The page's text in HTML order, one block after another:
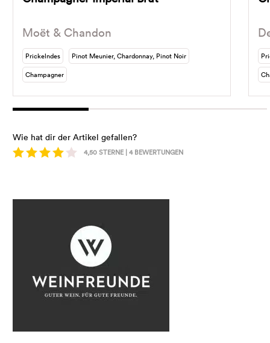
Moët & Chandon
Prickelndes
Pinot Meunier, Chardonnay, Pinot Noir
Champagner
Wie hat dir der Artikel gefallen?
4,50STERNE | 4BEWERTUNGEN